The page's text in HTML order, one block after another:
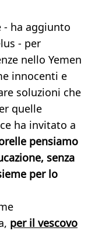
- ha aggiunto
- per
nello Yemen
innocenti e
soluzioni che
quelle
ha invitato a
pensiamo
senza
per lo
per il vescovo